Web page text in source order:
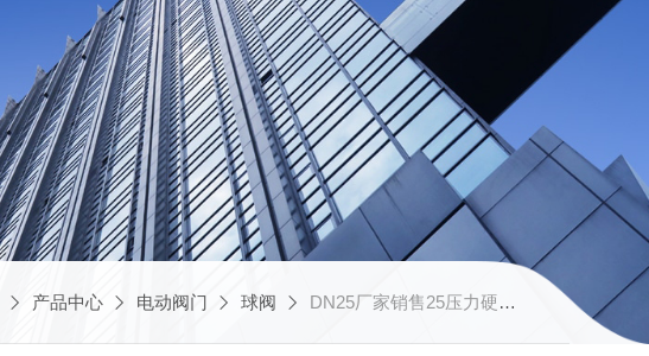
产品中心 电动阀门 球阀 DN25厂家销售25压力硬密封浮动球阀